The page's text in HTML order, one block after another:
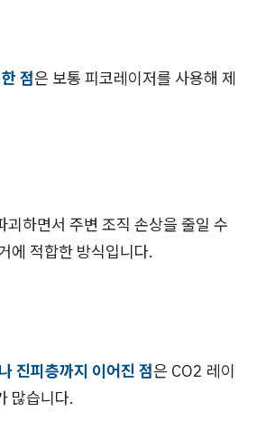
점은 보통 피코레이저를 사용해 제
괴하면서 주변 조직 손상을 줄일 수
에 적합한 방식입니다.
진피층까지 이어진 점은 CO2 레이
많습니다.